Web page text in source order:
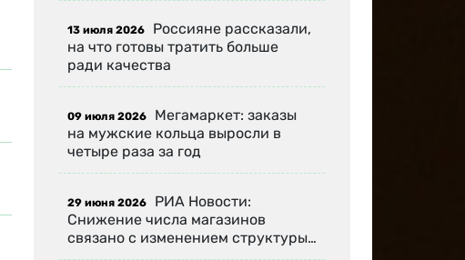
13 июля 2026 Россияне рассказали,
на что готовы тратить больше
ради качества
09 июля 2026 Мегамаркет: заказы
на мужские кольца выросли в
четыре раза за год
29 июня 2026 РИА Новости:
Снижение числа магазинов
связано с изменением структуры…